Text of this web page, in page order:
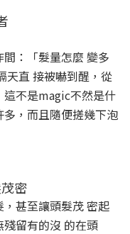
：「髮量怎麼 變多
天直 接被嚇到醒，從
不是magic不然是什
，而且隨便搓幾下泡
密
甚至讓頭髮茂 密起
留有的沒 的在頭